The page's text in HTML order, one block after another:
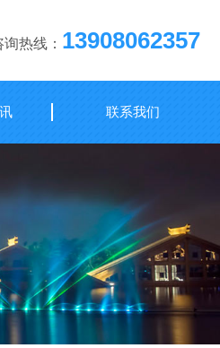
询热线： 13908062357
联系我们